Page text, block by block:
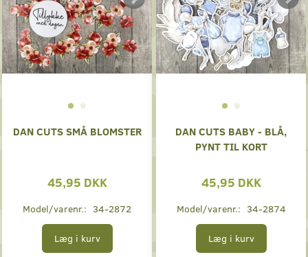
DAN CUTS SMÅ BLOMSTER
45,95 DKK
Model/varenr.: 34-2872
Læg i kurv
DAN CUTS BABY - BLÅ,
PYNT TIL KORT
45,95 DKK
Model/varenr.: 34-2874
Læg i kurv